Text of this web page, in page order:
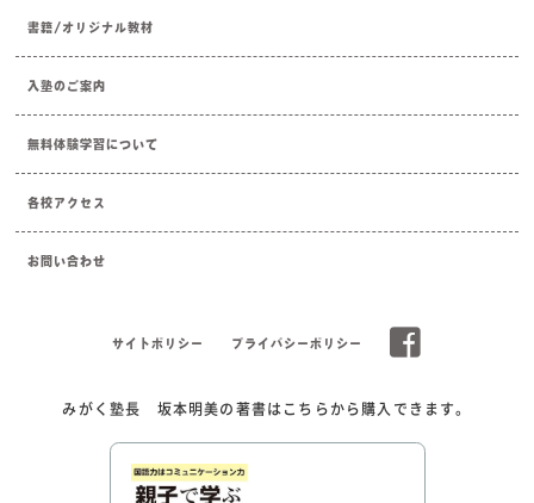
書籍/オリジナル教材
入塾のご案内
無料体験学習について
各校アクセス
お問い合わせ
サイトポリシー プライバシーポリシー
みがく塾長 坂本明美の著書はこちらから購入できます。